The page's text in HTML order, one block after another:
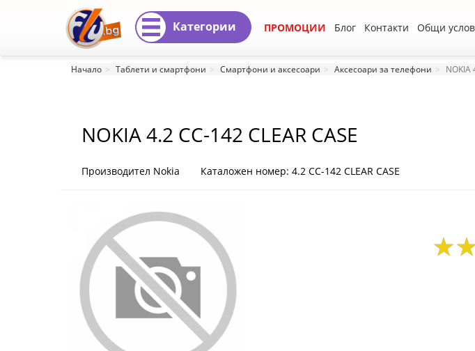
NOKIA
142
CLEAR
CC-
142
CLEAR
CASE
Категории ПРОМОЦИИ Блог Контакти Общи
Начало Таблети и смартфони Смартфони и аксесоари Аксесоари за телефони NOKIA
NOKIA 4.2 CC-142 CLEAR CASE
Производител Nokia Каталожен номер: 4.2 CC-142 CLEAR CASE